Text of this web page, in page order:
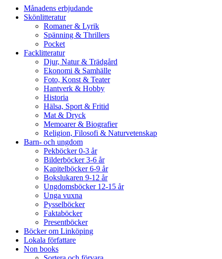
Månadens erbjudande
Skönlitteratur
Romaner & Lyrik
Spänning & Thrillers
Pocket
Facklitteratur
Djur, Natur & Trädgård
Ekonomi & Samhälle
Foto, Konst & Teater
Hantverk & Hobby
Historia
Hälsa, Sport & Fritid
Mat & Dryck
Memoarer & Biografier
Religion, Filosofi & Naturvetenskap
Barn- och ungdom
Pekböcker 0-3 år
Bilderböcker 3-6 år
Kapitelböcker 6-9 år
Bokslukaren 9-12 år
Ungdomsböcker 12-15 år
Unga vuxna
Pysselböcker
Faktaböcker
Presentböcker
Böcker om Linköping
Lokala författare
Non books